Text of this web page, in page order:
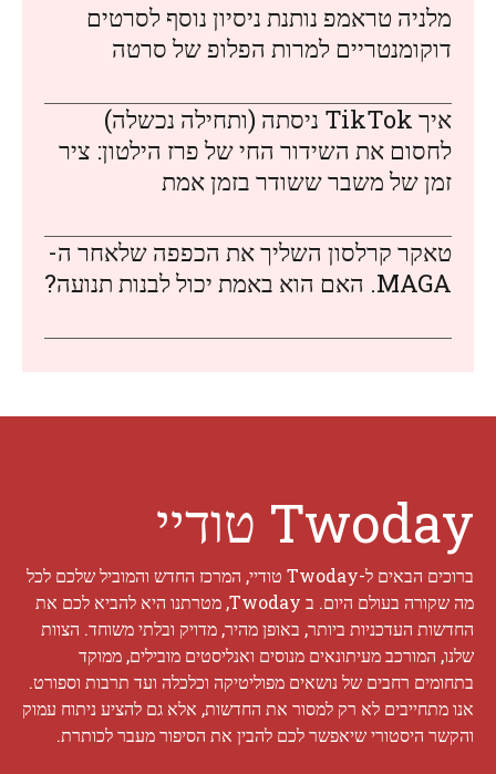
מלניה טראמפ נותנת ניסיון נוסף לסרטים
דוקומנטריים למרות הפלופ של סרטה
איך TikTok ניסתה (ותחילה נכשלה)
לחסום את השידור החי של פרז הילטון: ציר
זמן של משבר ששודר בזמן אמת
טאקר קרלסון השליך את הכפפה שלאחר ה-
MAGA. האם הוא באמת יכול לבנות תנועה?
Twoday טודיי
ברוכים הבאים ל-Twoday טודיי, המרכז החדש והמוביל שלכם לכל
מה שקורה בעולם היום. ב Twoday, מטרתנו היא להביא לכם את
החדשות העדכניות ביותר, באופן מהיר, מדויק ובלתי משוחד. הצוות
שלנו, המורכב מעיתונאים מנוסים ואנליסטים מובילים, ממוקד
בתחומים רחבים של נושאים מפוליטיקה וכלכלה ועד תרבות וספורט.
אנו מתחייבים לא רק למסור את החדשות, אלא גם להציע ניתוח עמוק
והקשר היסטורי שיאפשר לכם להבין את הסיפור מעבר לכותרת.